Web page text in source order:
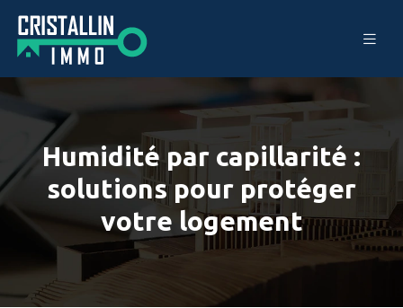
Humidité par capillarité :
solutions pour protéger
votre logement